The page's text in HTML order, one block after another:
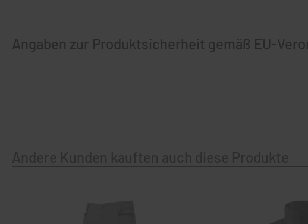
Angaben zur Produktsicherheit gemäß EU-